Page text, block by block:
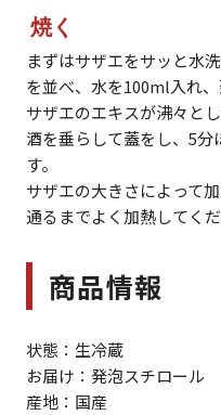
焼く
まずはサザエをサッと水
を並べ、水を100ml入れ
サザエのエキスが沸々と
酒を垂らして蓋をし、5
す。
サザエの大きさによって
通るまでよく加熱してくだ
商品情報
状態：生冷蔵
お届け：発泡スチロール
産地：国産